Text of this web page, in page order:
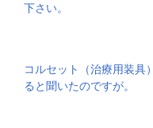
下さい。
コルセット（治療用装具
ると聞いたのですが。